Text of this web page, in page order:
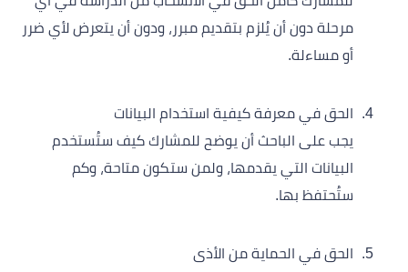
مرحلة دون أن يُلزم بتقديم مبرر، ودون أن يتعرض لأي ضرر
أو مساءلة.
الحق في معرفة كيفية استخدام البيانات
يجب على الباحث أن يوضح للمشارك كيف ستُستخدم
البيانات التي يقدمها، ولمن ستكون متاحة، وكم
ستُحتفظ بها.
الحق في الحماية من الأذى